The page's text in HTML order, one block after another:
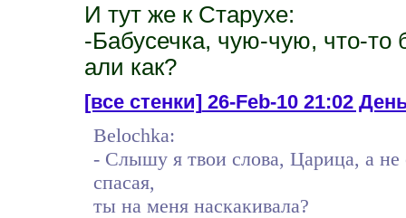
И тут же к Старухе:
-Бабусечка, чую-чую, что-то
али как?
[все стенки]26-Feb-10 21:02
Belochka:
- Слышу я твои слова, Царица, а не
спасая,
ты на меня наскакивала?